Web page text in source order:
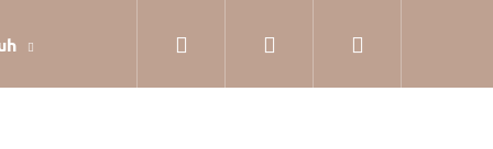
Dárkové balení Hodnocení obchodu
Přihlášení